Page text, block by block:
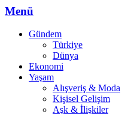
Menü
Gündem
Türkiye
Dünya
Ekonomi
Yaşam
Alışveriş & Moda
Kişisel Gelişim
Aşk & İlişkiler